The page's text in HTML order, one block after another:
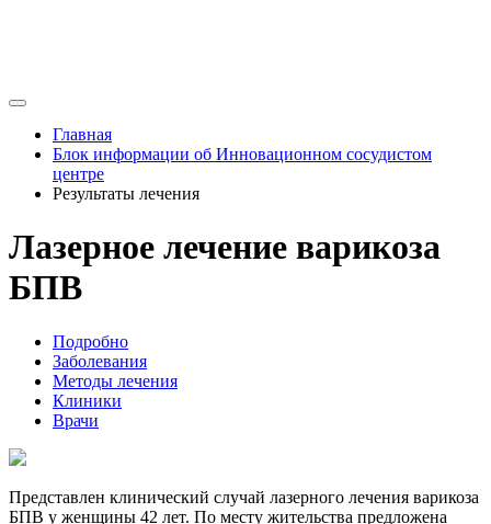
Главная
Блок информации об Инновационном сосудистом
центре
Результаты лечения
Лазерное лечение варикоза
БПВ
Подробно
Заболевания
Методы лечения
Клиники
Врачи
Представлен клинический случай лазерного лечения варикоза
БПВ у женщины 42 лет. По месту жительства предложена